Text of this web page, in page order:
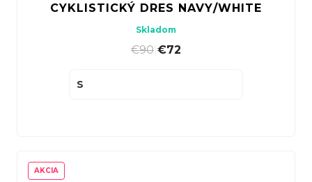
CYKLISTICKÝ DRES NAVY/WHITE
Skladom
€90 €72
S
AKCIA